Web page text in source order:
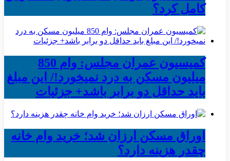
کامل کرد؟
کمیسیون عمران مجلس: وام 850
میلیون مسکن به درد نمیخورد!/ این مبلغ
باید حداقل دو برابر باشد+ جزئیات
اوراق مسکن ارزان شد؛ خرید وام خانه
چقدر هزینه دارد؟